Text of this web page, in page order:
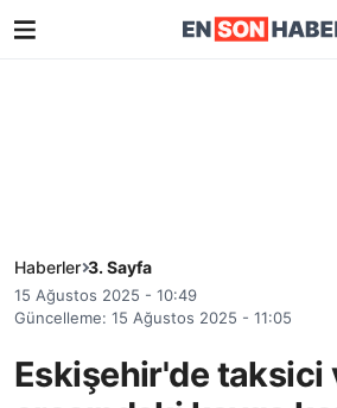
Haberler 3. Sayfa
15 Ağustos 2025 - 10:49
Güncelleme: 15 Ağustos 2025 - 11:05
Eskişehir'de taksici